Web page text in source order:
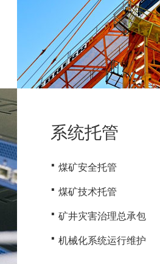
系统托管
· 煤矿安全托管
· 煤矿技术托管
· 矿井灾害治理总承包
· 机械化系统运行维护